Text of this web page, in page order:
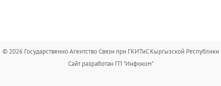
© 2026 Государственно Агентство Связи при ГКИТиС Кыргызской Республики
Сайт разработан ГП "Инфоком"